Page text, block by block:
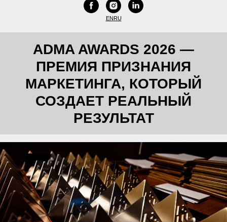
ENRU
ADMA AWARDS 2026 —
ПРЕМИЯ ПРИЗНАНИЯ
МАРКЕТИНГА, КОТОРЫЙ
СОЗДАЕТ РЕАЛЬНЫЙ
РЕЗУЛЬТАТ